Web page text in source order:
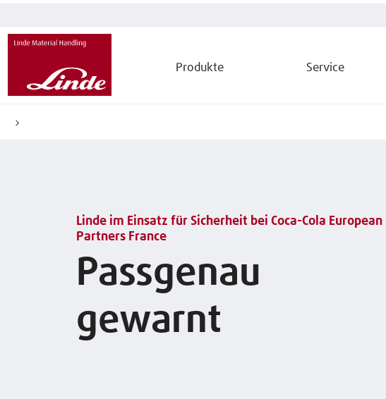
Produkte Service
Linde im Einsatz für Sicherheit bei Coca-Cola European
Partners France
Passgenau
gewarnt